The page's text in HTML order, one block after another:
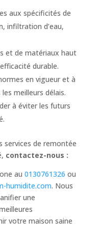
aux spécificités de
infiltration d’eau,
et de matériaux haut
durable.
en vigueur et à
meilleurs délais.
à éviter les futurs
services de remontée
contactez-nous :
au 0130761326 ou
humidite.com. Nous
une
votre maison saine